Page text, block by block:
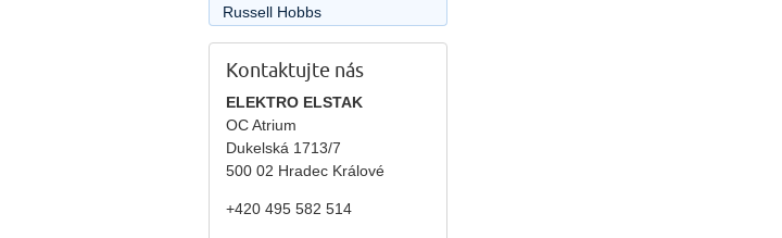
Russell Hobbs
Kontaktujte nás
ELEKTRO ELSTAK
OC Atrium
Dukelská 1713/7
500 02 Hradec Králové
+420 495 582 514